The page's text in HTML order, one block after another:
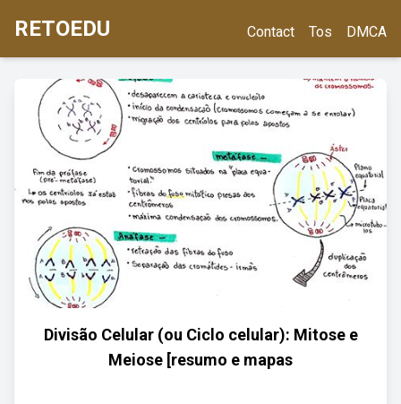
RETOEDU Contact Tos DMCA
Divisão Celular (ou Ciclo celular): Mitose e
Meiose [resumo e mapas